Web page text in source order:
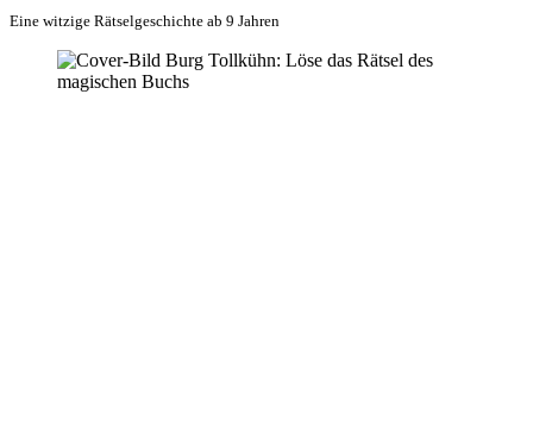
Eine witzige Rätselgeschichte ab 9 Jahren